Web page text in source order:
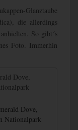
Glanztaube
die allerdings
So gibt´s
Foto. Immerhin
Dove,
Nationalpark